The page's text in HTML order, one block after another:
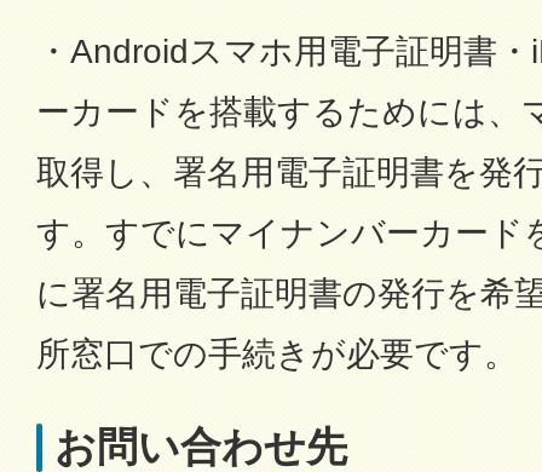
・Androidスマホ用電子証明書
ーカードを搭載するためには、
取得し、署名用電子証明書を発
す。すでにマイナンバーカード
に署名用電子証明書の発行を希
所窓口での手続きが必要です。
お問い合わせ先